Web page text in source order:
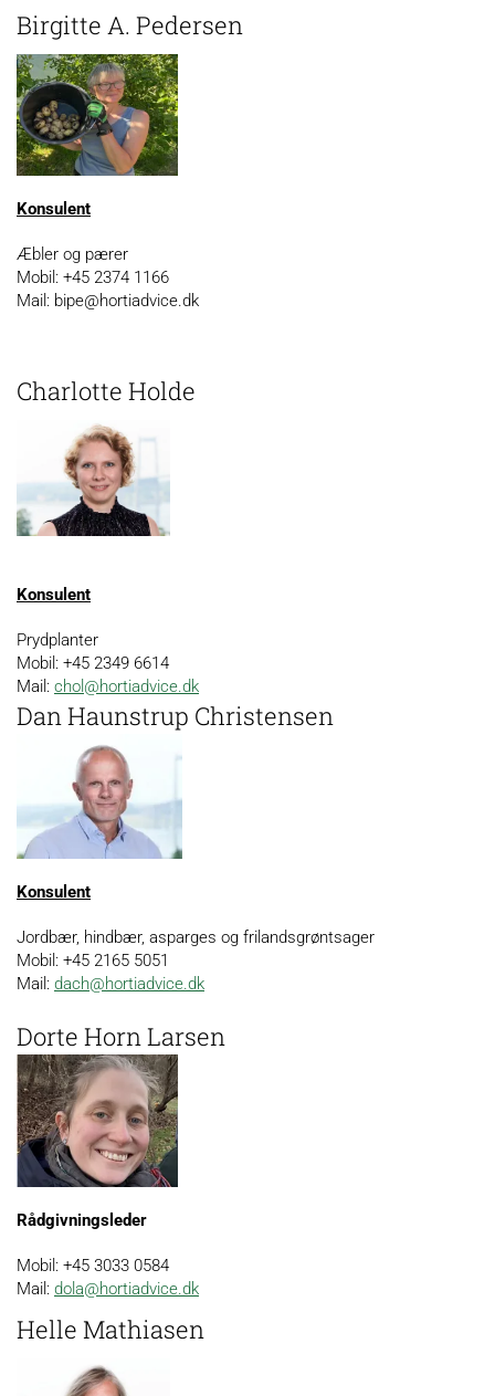
Birgitte A. Pedersen
Konsulent
Æbler og pærer
Mobil: +45 2374 1166
Mail: bipe@hortiadvice.dk
Charlotte Holde
Konsulent
Prydplanter
Mobil: +45 2349 6614
Mail: chol@hortiadvice.dk
Dan Haunstrup Christensen
Konsulent
Jordbær, hindbær, asparges og frilandsgrøntsager
Mobil: +45 2165 5051
Mail: dach@hortiadvice.dk
Dorte Horn Larsen
Rådgivningsleder
Mobil: +45 3033 0584
Mail: dola@hortiadvice.dk
Helle Mathiasen